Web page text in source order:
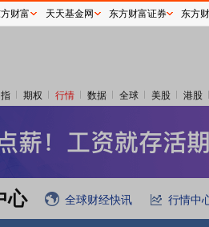
期权 行情 数据 全球 美股 港股
心 全球财经快讯 行情中
财富 天天基金网 东方财富证券 东方